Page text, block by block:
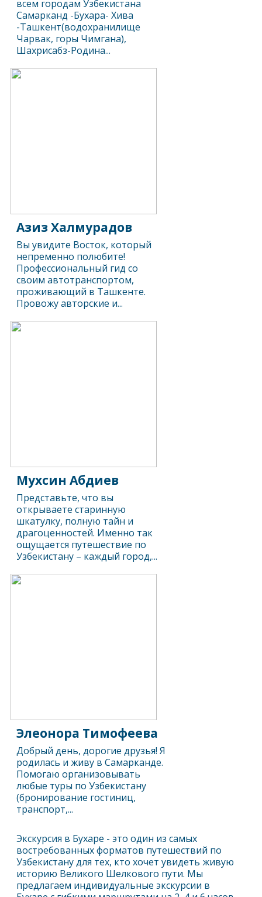
Экскурсия в Бухаре - это один из самых
востребованных форматов путешествий по
Узбекистану для тех, кто хочет увидеть живую
историю Великого Шелкового пути. Мы
предлагаем индивидуальные экскурсии в
всем городам Узбекистана
Самарканд -Бухара- Хива
-Ташкент(водохранилище
Чарвак, горы Чимгана),
Шахрисабз-Родина...
Азиз Халмурадов
Вы увидите Восток, который
непременно полюбите!
Профессиональный гид со
своим автотранспортом,
проживающий в Ташкенте.
Провожу авторские и...
Мухсин Абдиев
Представьте, что вы
открываете старинную
шкатулку, полную тайн и
драгоценностей. Именно так
ощущается путешествие по
Узбекистану – каждый город,...
Элеонора Тимофеева
Добрый день, дорогие друзья! Я
родилась и живу в Самарканде.
Помогаю организовывать
любые туры по Узбекистану
(бронирование гостиниц,
транспорт,...